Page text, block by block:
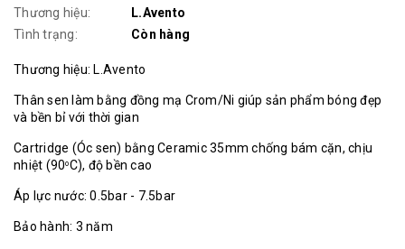
Thương hiệu:
L.Avento
Tình trạng:
Còn hàng
Thương hiệu: L.Avento
Thân sen làm bằng đồng mạ Crom/Ni giúp sản phẩm bóng đẹp
và bền bỉ với thời gian
Cartridge (Óc sen) bằng Ceramic 35mm chống bám cặn, chịu
nhiệt (90oC), độ bền cao
Áp lực nước: 0.5bar - 7.5bar
Bảo hành: 3 năm